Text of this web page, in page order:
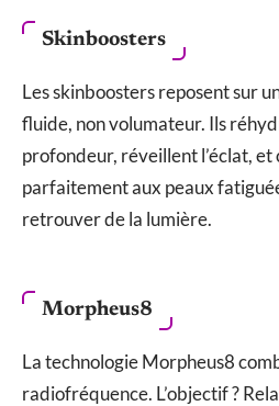
Skinboosters
Les skinboosters reposent sur
fluide, non volumateur. Ils
profondeur, réveillent l’éclat,
parfaitement aux peaux
retrouver de la lumière.
Morpheus8
La technologie Morpheus8
radiofréquence. L’objectif ?